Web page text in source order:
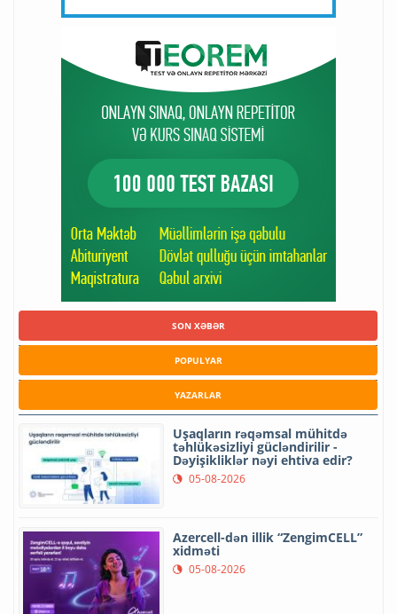
SON XƏBƏR
POPULYAR
YAZARLAR
Uşaqların rəqəmsal mühitdə
təhlükəsizliyi gücləndirilir -
Dəyişikliklər nəyi ehtiva edir?
05-08-2026
Azercell-dən illik “ZengimCELL”
xidməti
05-08-2026